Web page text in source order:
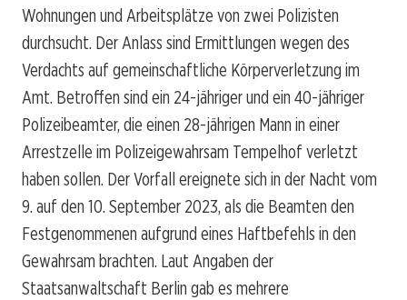
Wohnungen und Arbeitsplätze von zwei Polizisten
durchsucht. Der Anlass sind Ermittlungen wegen des
Verdachts auf gemeinschaftliche Körperverletzung im
Amt. Betroffen sind ein 24-jähriger und ein 40-jähriger
Polizeibeamter, die einen 28-jährigen Mann in einer
Arrestzelle im Polizeigewahrsam Tempelhof verletzt
haben sollen. Der Vorfall ereignete sich in der Nacht vom
9. auf den 10. September 2023, als die Beamten den
Festgenommenen aufgrund eines Haftbefehls in den
Gewahrsam brachten. Laut Angaben der
Staatsanwaltschaft Berlin gab es mehrere